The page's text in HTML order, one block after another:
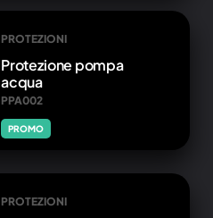
PROTEZIONI
Protezione pompa
acqua
PPA002
PROMO
PROTEZIONI